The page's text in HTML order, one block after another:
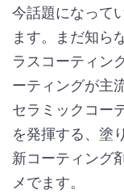
今話題になって
ます。まだ知ら
ラスコーティン
ーティングが主
セラミックコー
を発揮する、塗
新コーティング
メでます。